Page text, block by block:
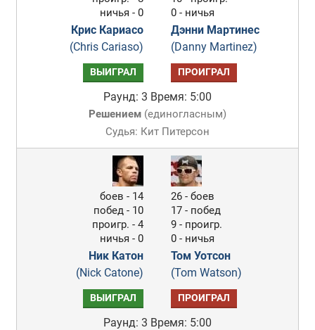
ничья - 0
Крис Кариасо
(Chris Cariaso)
0 - ничья
Дэнни Мартинес
(Danny Martinez)
ВЫИГРАЛ ПРОИГРАЛ
Раунд: 3 Время: 5:00
Решением(единогласным)
Судья: Кит Питерсон
боев - 14
побед - 10
проигр. - 4
ничья - 0
Ник Катон
(Nick Catone)
26 - боев
17 - побед
9 - проигр.
0 - ничья
Том Уотсон
(Tom Watson)
ВЫИГРАЛ ПРОИГРАЛ
Раунд: 3 Время: 5:00